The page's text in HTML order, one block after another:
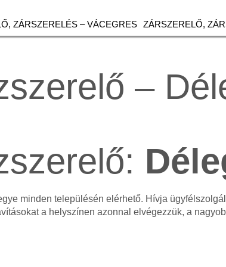
ZÁRSZERELÉS – VÁCEGRES ZÁRSZERELŐ,
–
minden településén elérhető. Hívja
a helyszínen azonnal elvégezzük, a